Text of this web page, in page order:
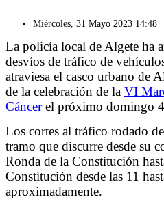
Miércoles, 31 Mayo 2023 14:48
La policía local de Algete ha
desvíos de tráfico de
atraviesa el casco urbano de
de la celebración de la VI
Cáncerel próximo domingo
Los cortes al tráfico rodado
tramo que discurre desde su
Ronda de la Constitución
Constitución desde las 11
aproximadamente.